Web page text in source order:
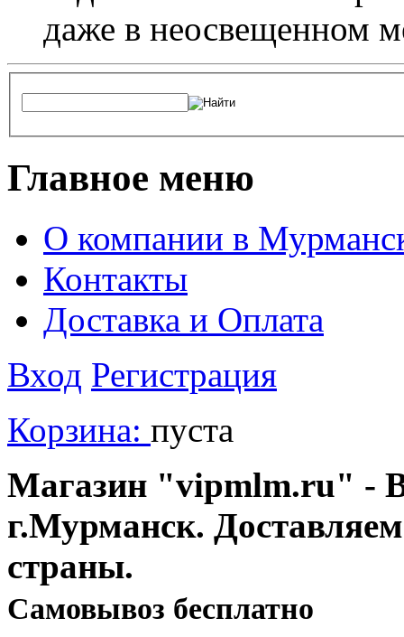
даже в неосвещенном
Главное меню
О компании в
Контакты
Доставка и Оплата
Вход Регистрация
Корзина: пуста
Магазин "vipmlm.ru" -
г.Мурманск.
страны.
Cамовывоз бесплатно